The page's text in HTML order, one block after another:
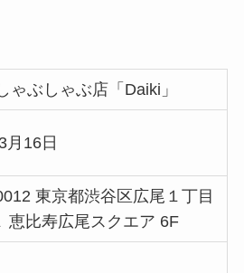
ゃぶしゃぶ店「Daiki」
月16日
東京都渋谷区広尾１丁目
恵比寿広尾スクエア 6F